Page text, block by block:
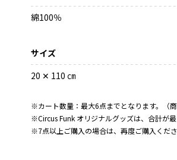
綿100％
サイズ
20 ✕ 110 ㎝
※カート数量：最大6点までとなります。（
※Circus Funk オリジナルグッズは、合計が
※7点以上ご購入の場合は、再度ご購入くだ